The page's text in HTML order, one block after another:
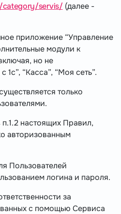
servis/ (далее -
приложение “Управление
модули к
но не
1с”, “Касса”, “Моя сеть”.
только
п.1.2 настоящих Правил,
авторизованным
Пользователей
логина и пароля.
за
с помощью Сервиса